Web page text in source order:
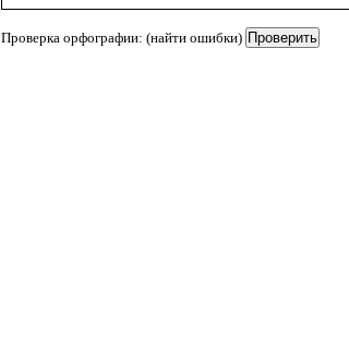
Проверка орфографии: (найти ошибки)